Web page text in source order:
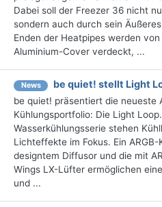
Dabei soll der Freezer 36 nicht
sondern auch durch sein
Enden der Heatpipes werden
Aluminium-Cover verdeckt, ...
News be quiet! stellt Light
be quiet! präsentiert die neueste
Kühlungsportfolio: Die Light
Wasserkühlungsserie stehen
Lichteffekte im Fokus. Ein
designtem Diffusor und die mit
Wings LX-Lüfter ermöglichen
und ...